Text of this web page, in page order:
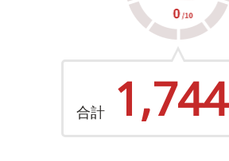
合計 1,744